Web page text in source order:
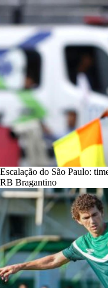
Escalação do São Paulo:
RB Bragantino